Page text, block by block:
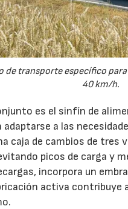
transporte específico
40 km/h.
es el sinfín de
a las
caja de cambios de
picos de carga y
incorpora un
activa contribuye